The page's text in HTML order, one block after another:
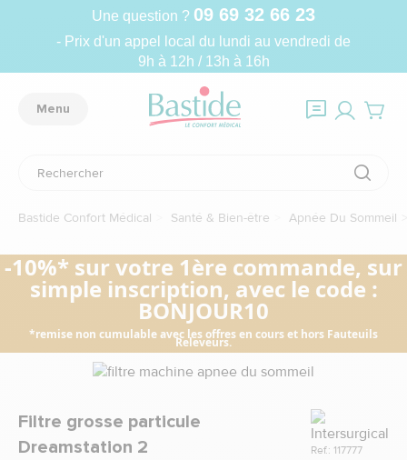
Une question ? 09 69 32 66 23
- Prix d'un appel local du lundi au vendredi de
9h à 12h / 13h à 16h
Menu
Bastide Confort Médical Santé & Bien-être Apnée Du Sommeil
-10%* sur votre 1ère commande, sur
simple inscription, avec le code :
BONJOUR10
*remise non cumulable avec les offres en cours et hors Fauteuils
Releveurs.
Filtre grosse particule
Dreamstation 2
Marque
Ref.: 117777